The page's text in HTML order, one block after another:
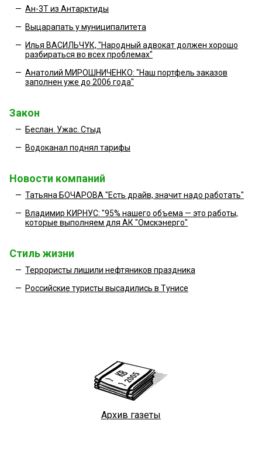
— Ан-3Т из Антарктиды
— Выцарапать у муниципалитета
— Илья ВАСИЛЬЧУК, "Народный адвокат должен хорошо
разбираться во всех проблемах"
— Анатолий МИРОШНИЧЕНКО: "Наш портфель заказов
заполнен уже до 2006 года"
Закон
— Беслан. Ужас. Стыд
— Водоканал поднял тарифы
Новости компаний
— Татьяна БОЧАРОВА "Есть драйв, значит надо работать"
— Владимир КИРНУС: "95% нашего объема — это работы,
которые выполняем для АК "Омскэнерго"
Стиль жизни
— Террористы лишили нефтяников праздника
— Российские туристы высадились в Тунисе
Архив газеты